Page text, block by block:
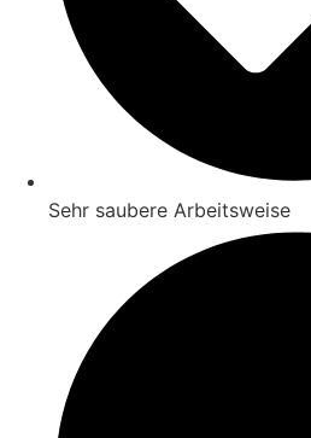
Sehr saubere Arbeitsweise